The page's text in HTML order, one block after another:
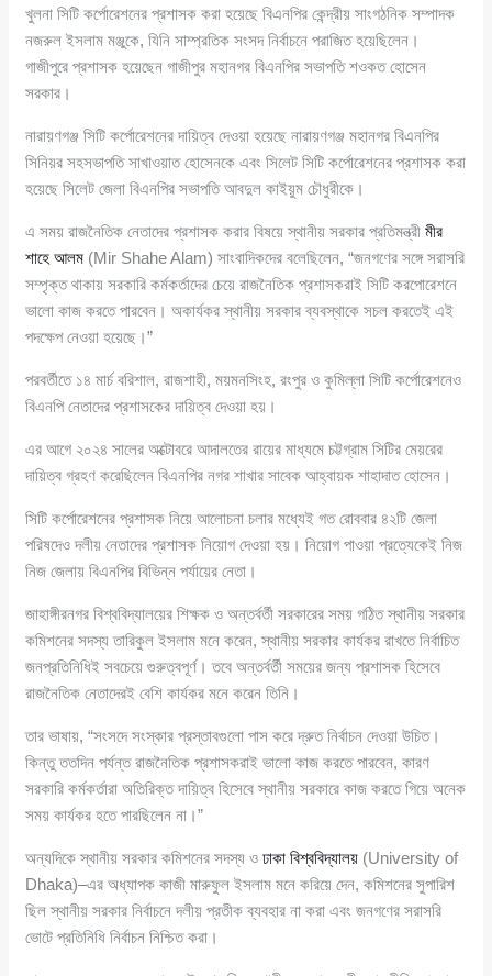
খুলনা সিটি কর্পোরেশনের প্রশাসক করা হয়েছে বিএনপির কেন্দ্রীয় সাংগঠনিক সম্পাদক
নজরুল ইসলাম মঞ্জুকে, যিনি সাম্প্রতিক সংসদ নির্বাচনে পরাজিত হয়েছিলেন।
গাজীপুরে প্রশাসক হয়েছেন গাজীপুর মহানগর বিএনপির সভাপতি শওকত হোসেন
সরকার।
নারায়ণগঞ্জ সিটি কর্পোরেশনের দায়িত্ব দেওয়া হয়েছে নারায়ণগঞ্জ মহানগর বিএনপির
সিনিয়র সহসভাপতি সাখাওয়াত হোসেনকে এবং সিলেট সিটি কর্পোরেশনের প্রশাসক করা
হয়েছে সিলেট জেলা বিএনপির সভাপতি আবদুল কাইয়ুম চৌধুরীকে।
এ সময় রাজনৈতিক নেতাদের প্রশাসক করার বিষয়ে স্থানীয় সরকার প্রতিমন্ত্রীমীর
শাহে আলম (Mir Shahe Alam) সাংবাদিকদের বলেছিলেন, “জনগণের সঙ্গে সরাসরি
সম্পৃক্ত থাকায় সরকারি কর্মকর্তাদের চেয়ে রাজনৈতিক প্রশাসকরাই সিটি করপোরেশনে
ভালো কাজ করতে পারবেন। অকার্যকর স্থানীয় সরকার ব্যবস্থাকে সচল করতেই এই
পদক্ষেপ নেওয়া হয়েছে।”
পরবর্তীতে ১৪ মার্চ বরিশাল, রাজশাহী, ময়মনসিংহ, রংপুর ও কুমিল্লা সিটি কর্পোরেশনেও
বিএনপি নেতাদের প্রশাসকের দায়িত্ব দেওয়া হয়।
এর আগে ২০২৪ সালের অক্টোবরে আদালতের রায়ের মাধ্যমে চট্টগ্রাম সিটির মেয়রের
দায়িত্ব গ্রহণ করেছিলেন বিএনপির নগর শাখার সাবেক আহ্বায়ক শাহাদাত হোসেন।
সিটি কর্পোরেশনের প্রশাসক নিয়ে আলোচনা চলার মধ্যেই গত রোববার ৪২টি জেলা
পরিষদেও দলীয় নেতাদের প্রশাসক নিয়োগ দেওয়া হয়। নিয়োগ পাওয়া প্রত্যেকেই নিজ
নিজ জেলায় বিএনপির বিভিন্ন পর্যায়ের নেতা।
জাহাঙ্গীরনগর বিশ্ববিদ্যালয়ের শিক্ষক ও অন্তর্বর্তী সরকারের সময় গঠিত স্থানীয় সরকার
কমিশনের সদস্য তারিকুল ইসলাম মনে করেন, স্থানীয় সরকার কার্যকর রাখতে নির্বাচিত
জনপ্রতিনিধিই সবচেয়ে গুরুত্বপূর্ণ। তবে অন্তর্বর্তী সময়ের জন্য প্রশাসক হিসেবে
রাজনৈতিক নেতাদেরই বেশি কার্যকর মনে করেন তিনি।
তার ভাষায়, “সংসদে সংস্কার প্রস্তাবগুলো পাস করে দ্রুত নির্বাচন দেওয়া উচিত।
কিন্তু ততদিন পর্যন্ত রাজনৈতিক প্রশাসকরাই ভালো কাজ করতে পারবেন, কারণ
সরকারি কর্মকর্তারা অতিরিক্ত দায়িত্ব হিসেবে স্থানীয় সরকারে কাজ করতে গিয়ে অনেক
সময় কার্যকর হতে পারছিলেন না।”
অন্যদিকে স্থানীয় সরকার কমিশনের সদস্য ওঢাকা বিশ্ববিদ্যালয় (University of
Dhaka)–এর অধ্যাপক কাজী মারুফুল ইসলাম মনে করিয়ে দেন, কমিশনের সুপারিশ
ছিল স্থানীয় সরকার নির্বাচনে দলীয় প্রতীক ব্যবহার না করা এবং জনগণের সরাসরি
ভোটে প্রতিনিধি নির্বাচন নিশ্চিত করা।